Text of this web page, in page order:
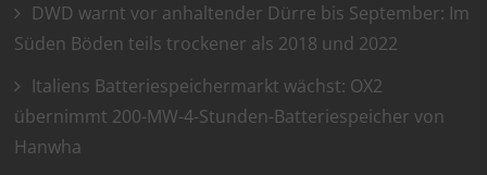
DWD warnt vor anhaltender Dürre bis September: Im
Süden Böden teils trockener als 2018 und 2022
Italiens Batteriespeichermarkt wächst: OX2
übernimmt 200-MW-4-Stunden-Batteriespeicher von
Hanwha